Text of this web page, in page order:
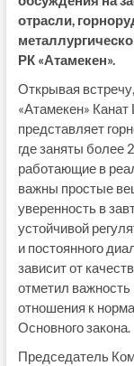
отрасли,
РК «Атамекен».
Открывая
«Атамекен»
представляет
где заняты более
работающие в
важны простые
уверенность в
устойчивой
и постоянного
зависит от
отметил
отношения к
Основного закона.
Председатель